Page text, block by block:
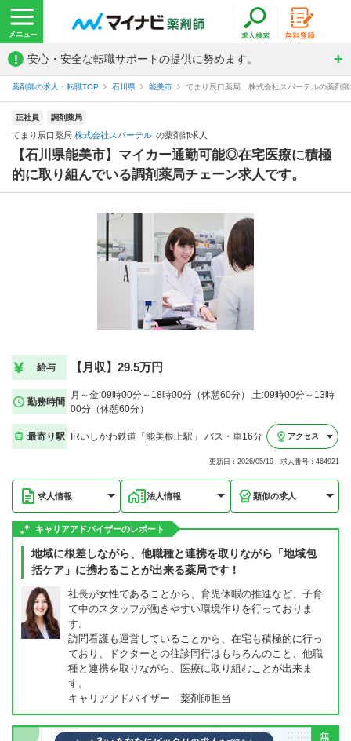
! 安心・安全な転職サポートの提供に努めます。
薬剤師の求人・転職TOP 石川県 能美市 てまり辰口薬局 株式会社スパーテルの薬剤
正社員 調剤薬局
てまり辰口薬局 株式会社スパーテル の薬剤師求人
【石川県能美市】マイカー通勤可能◎在宅医療に積極
的に取り組んでいる調剤薬局チェーン求人です。
給与 【月収】29.5万円
勤務時間
月～金:09時00分～18時00分（休憩60分）,土:09時00分～13時
00分（休憩60分）
最寄り駅 IRいしかわ鉄道「能美根上駅」 バス・車16分 アクセス
更新日：2026/05/19 求人番号：464921
求人情報 法人情報 類似の求人
キャリアアドバイザーのレポート
地域に根差しながら、他職種と連携を取りながら「地域包
括ケア」に携わることが出来る薬局です！
社長が女性であることから、育児休暇の推進など、子育
て中のスタッフが働きやすい環境作りを行っておりま
す。
訪問看護も運営していることから、在宅も積極的に行っ
ており、ドクターとの往診同行はもちろんのこと、他職
種と連携を取りながら、医療に取り組むことが出来ま
す。
キャリアアドバイザー 薬剤師担当